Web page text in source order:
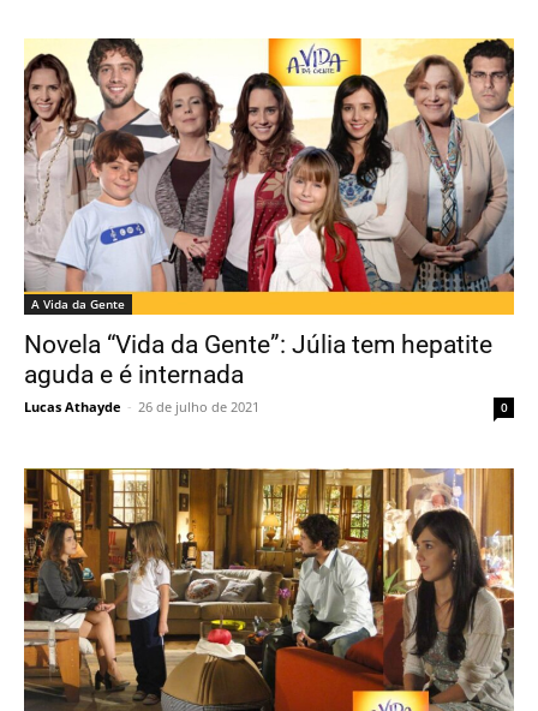
A Vida da Gente
Novela “Vida da Gente”: Júlia tem hepatite
aguda e é internada
Lucas Athayde - 26 de julho de 2021 0